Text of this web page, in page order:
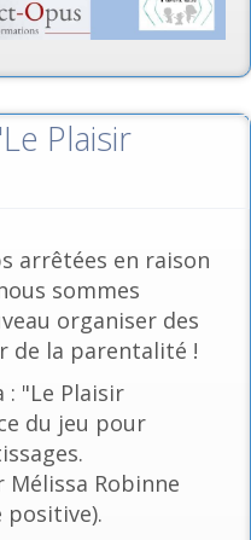
Plaisir
arrêtées en raison
sommes
organiser des
de la parentalité !
: "Le Plaisir
du jeu pour
Mélissa Robinne
positive).